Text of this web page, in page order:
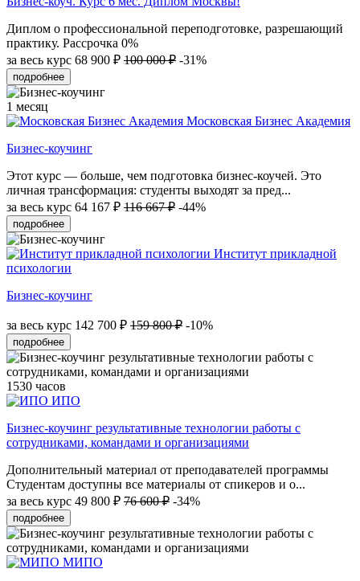
Диплом о профессиональной переподготовке, разрешающий
практику. Рассрочка 0%
за весь курс 68 900 ₽ 100 000 ₽ -31%
подробнее
1 месяц
Московская Бизнес Академия
Бизнес-коучинг
Этот курс — больше, чем подготовка бизнес-коучей. Это
личная трансформация: студенты выходят за пред...
за весь курс 64 167 ₽ 116 667 ₽ -44%
подробнее
Институт прикладной
психологии
Бизнес-коучинг
за весь курс 142 700 ₽ 159 800 ₽ -10%
подробнее
1530 часов
ИПО
Бизнес-коучинг результативные технологии работы с
сотрудниками, командами и организациями
Дополнительный материал от преподавателей программы
Студентам доступны все материалы от спикеров и о...
за весь курс 49 800 ₽ 76 600 ₽ -34%
подробнее
МИПО